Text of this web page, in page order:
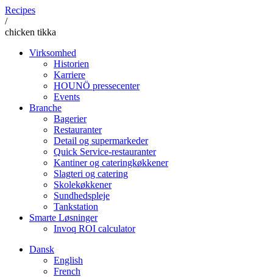
Recipes
/
chicken tikka
Virksomhed
Historien
Karriere
HOUNÖ pressecenter
Events
Branche
Bagerier
Restauranter
Detail og supermarkeder
Quick Service-restauranter
Kantiner og cateringkøkkener
Slagteri og catering
Skolekøkkener
Sundhedspleje
Tankstation
Smarte Løsninger
Invoq ROI calculator
Dansk
English
French